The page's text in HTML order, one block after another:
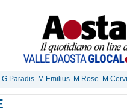
G.Paradis M.Emilius M.Rose